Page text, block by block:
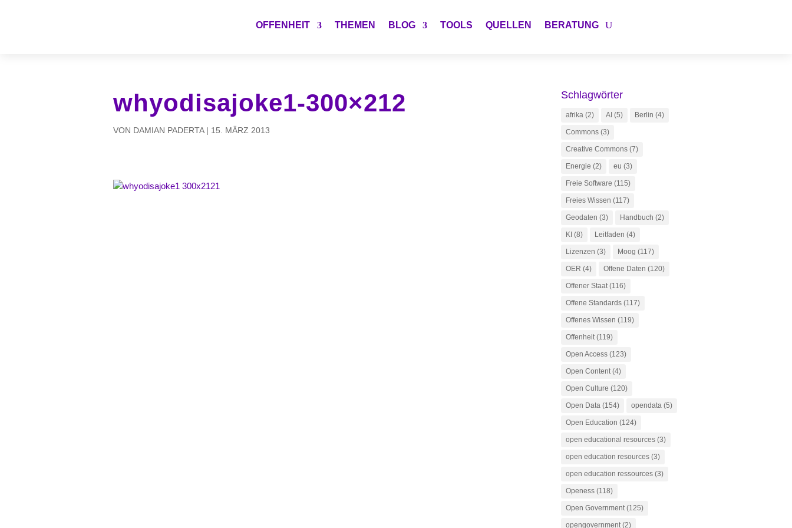
OFFENHEIT THEMEN BLOG TOOLS QUELLEN BERATUNG
whyodisajoke1-300×212
VON DAMIAN PADERTA| 15. MÄRZ 2013
Schlagwörter
afrika(2) AI (5) Berlin (4)
Commons(3)
Creative Commons(7)
Energie (2) eu (3)
Freie Software (115)
Freies Wissen (117)
Geodaten (3) Handbuch (2)
KI (8) Leitfaden (4)
Lizenzen (3) Moog (117)
OER (4) Offene Daten (120)
Offener Staat(116)
Offene Standards(117)
Offenes Wissen (119)
Offenheit(119)
Open Access(123)
Open Content(4)
Open Culture (120)
Open Data(154) opendata(5)
Open Education (124)
open educational resources(3)
open education resources(3)
open education ressources(3)
Openess(118)
Open Government(125)
opengovernment(2)